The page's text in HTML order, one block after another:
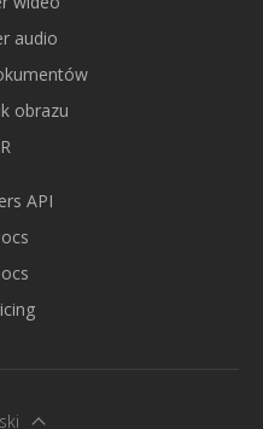
audio
obrazu
API